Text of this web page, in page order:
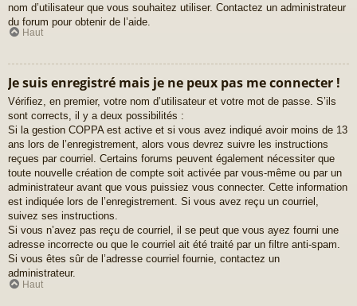
nom d’utilisateur que vous souhaitez utiliser. Contactez un administrateur
du forum pour obtenir de l’aide.
Haut
Je suis enregistré mais je ne peux pas me connecter !
Vérifiez, en premier, votre nom d’utilisateur et votre mot de passe. S’ils
sont corrects, il y a deux possibilités :
Si la gestion COPPA est active et si vous avez indiqué avoir moins de 13
ans lors de l’enregistrement, alors vous devrez suivre les instructions
reçues par courriel. Certains forums peuvent également nécessiter que
toute nouvelle création de compte soit activée par vous-même ou par un
administrateur avant que vous puissiez vous connecter. Cette information
est indiquée lors de l’enregistrement. Si vous avez reçu un courriel,
suivez ses instructions.
Si vous n’avez pas reçu de courriel, il se peut que vous ayez fourni une
adresse incorrecte ou que le courriel ait été traité par un filtre anti-spam.
Si vous êtes sûr de l’adresse courriel fournie, contactez un
administrateur.
Haut